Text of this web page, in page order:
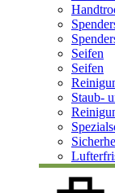
Seifen
Seifen
Staub-